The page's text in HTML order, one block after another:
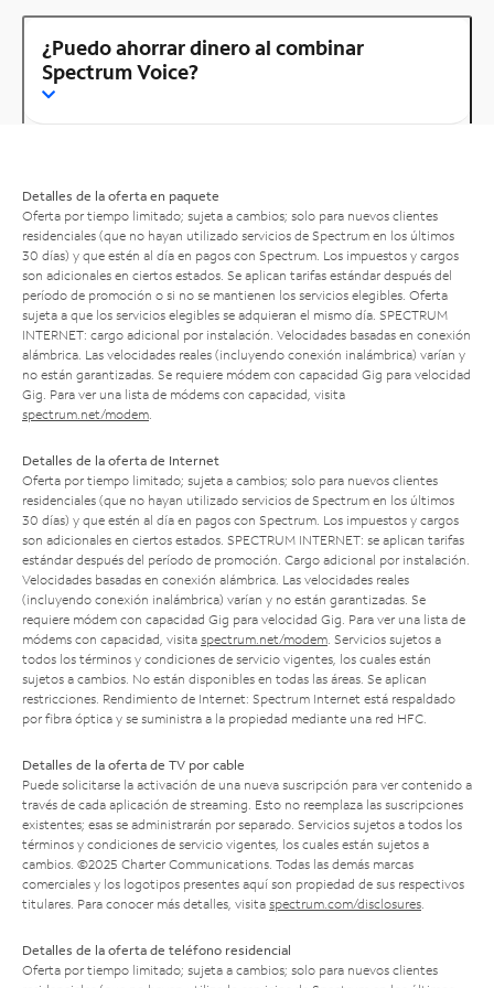
¿Puedo ahorrar dinero al combinar
Spectrum Voice?
Detalles de la oferta en paquete
Oferta por tiempo limitado; sujeta a cambios; solo para nuevos clientes
residenciales (que no hayan utilizado servicios de Spectrum en los últimos
30 días) y que estén al día en pagos con Spectrum. Los impuestos y cargos
son adicionales en ciertos estados. Se aplican tarifas estándar después del
período de promoción o si no se mantienen los servicios elegibles. Oferta
sujeta a que los servicios elegibles se adquieran el mismo día. SPECTRUM
INTERNET: cargo adicional por instalación. Velocidades basadas en conexión
alámbrica. Las velocidades reales (incluyendo conexión inalámbrica) varían y
no están garantizadas. Se requiere módem con capacidad Gig para velocidad
Gig. Para ver una lista de módems con capacidad, visita
spectrum.net/modem
Detalles de la oferta de Internet
Oferta por tiempo limitado; sujeta a cambios; solo para nuevos clientes
residenciales (que no hayan utilizado servicios de Spectrum en los últimos
30 días) y que estén al día en pagos con Spectrum. Los impuestos y cargos
son adicionales en ciertos estados. SPECTRUM INTERNET: se aplican tarifas
estándar después del período de promoción. Cargo adicional por instalación.
Velocidades basadas en conexión alámbrica. Las velocidades reales
(incluyendo conexión inalámbrica) varían y no están garantizadas. Se
requiere módem con capacidad Gig para velocidad Gig. Para ver una lista de
módems con capacidad, visita spectrum.net/modem . Servicios sujetos a
todos los términos y condiciones de servicio vigentes, los cuales están
sujetos a cambios. No están disponibles en todas las áreas. Se aplican
restricciones. Rendimiento de Internet: Spectrum Internet está respaldado
por fibra óptica y se suministra a la propiedad mediante una red HFC.
Detalles de la oferta de TV por cable
Puede solicitarse la activación de una nueva suscripción para ver contenido a
través de cada aplicación de streaming. Esto no reemplaza las suscripciones
existentes; esas se administrarán por separado. Servicios sujetos a todos los
términos y condiciones de servicio vigentes, los cuales están sujetos a
cambios. ©2025 Charter Communications. Todas las demás marcas
comerciales y los logotipos presentes aquí son propiedad de sus respectivos
titulares. Para conocer más detalles, visita spectrum.com/disclosures
Detalles de la oferta de teléfono residencial
Oferta por tiempo limitado; sujeta a cambios; solo para nuevos clientes